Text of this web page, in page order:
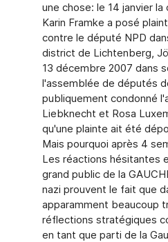
une chose: le 14 janvier
Karin Framke a posé
contre le député NPD
district de Lichtenberg,
13 décembre 2007 dans
l'assemblée de députés
publiquement condonné
Liebknecht et Rosa
qu'une plainte ait été
Mais pourquoi après 4
Les réactions hésitantes
grand public de la
nazi prouvent le fait que
apparamment beaucoup
réflections stratégiques
en tant que parti de la